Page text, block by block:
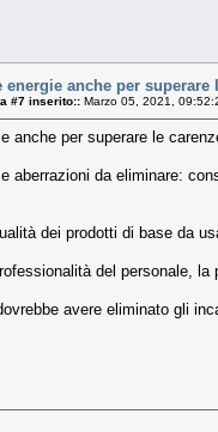
energie anche per
#7 inserito:: Marzo 05, 2021,
anche per superare le
aberrazioni da eliminare:
dei prodotti di base da
del personale,
avere eliminato gli